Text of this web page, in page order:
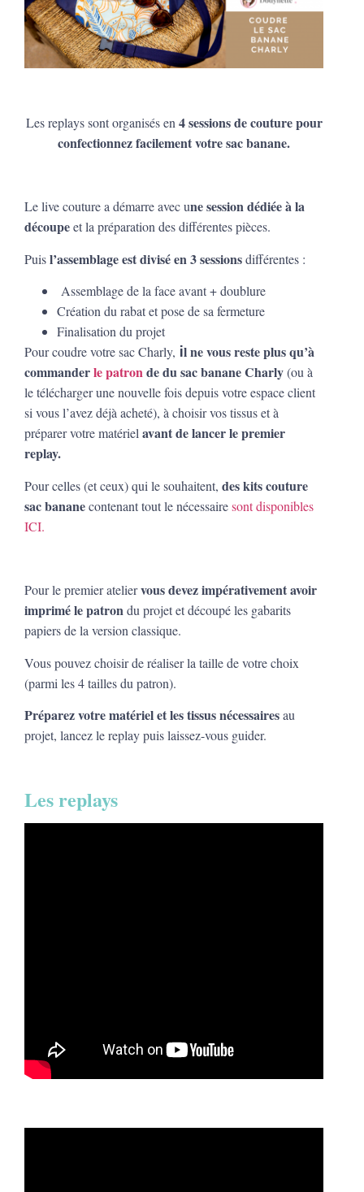
Les replays sont organisés en 4 sessions de couturepour
confectionnez facilement votre sac banane.
Le live couture a démarre avec une session dédiée à la
découpeet la préparation des différentes pièces.
Puisl’assemblage est divisé en 3 sessionsdifférentes :
Assemblage de la face avant + doublure
Création du rabat et pose de sa fermeture
Finalisation du projet
Pour coudre votre sac Charly, il ne vous reste plus qu’à
commanderle patronde du sac banane Charly(ou à
le télécharger une nouvelle fois depuis votre espace client
si vous l’avez déjà acheté), à choisir vos tissus et à
préparer votre matériel avant de lancer le premier
replay.
Pour celles (et ceux) qui le souhaitent, des kits couture
sac bananecontenant tout le nécessairesont disponibles
ICI.
Pour le premier ateliervous devez impérativement avoir
imprimé le patrondu projet et découpé les gabarits
papiers de la version classique.
Vous pouvez choisir de réaliser la taille de votre choix
(parmi les 4 tailles du patron).
Préparez votre matériel et les tissus nécessairesau
projet, lancez le replay puis laissez-vous guider.
Les replays